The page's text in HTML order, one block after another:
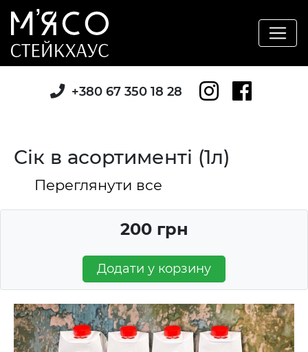
+380 67 350 18 28
Сік в асортименті (1л)
Переглянути все
200 грн
Додати у корзину